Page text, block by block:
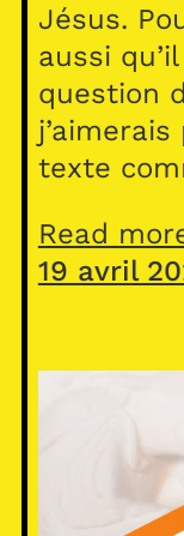
Jésus.
aussi
question
texte
Read
19 avril